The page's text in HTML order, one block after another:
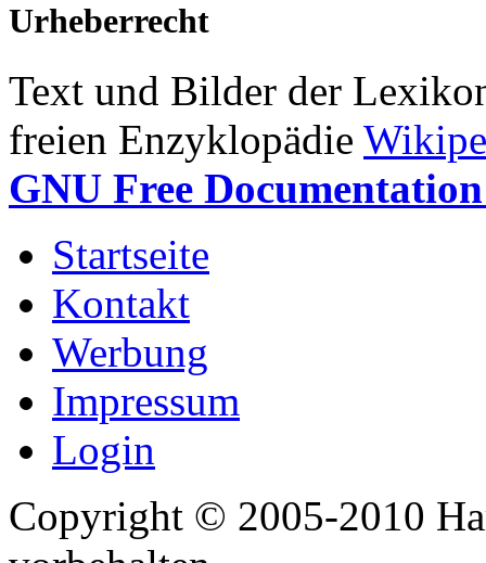
Urheberrecht
Text und Bilder der
freien Enzyklopädie
GNU Free
Startseite
Kontakt
Werbung
Impressum
Login
Copyright © 2005-2010